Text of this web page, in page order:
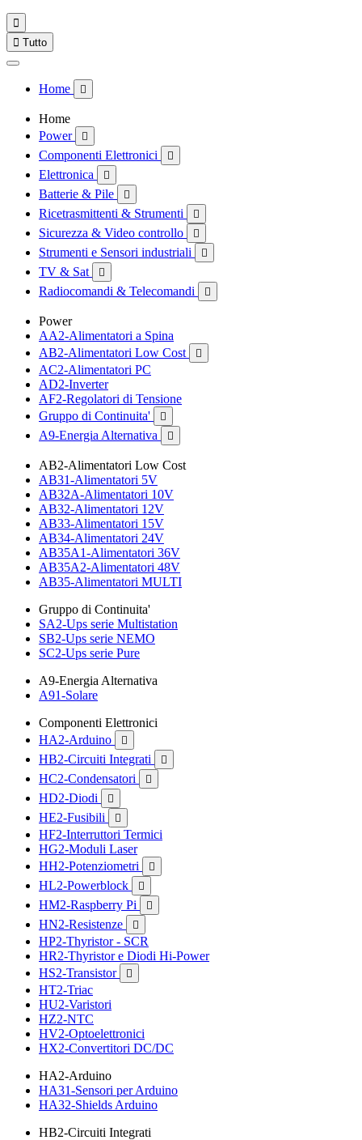

 Tutto
Home 
Home
Power

Componenti Elettronici 
Elettronica 
Batterie & Pile 
Ricetrasmittenti & Strumenti 
Sicurezza & Video controllo 
Strumenti e Sensori industriali 
TV & Sat 
Radiocomandi & Telecomandi 
Power
AA2-Alimentatori a Spina
AB2-Alimentatori Low Cost

AC2-Alimentatori PC
AD2-Inverter
AF2-Regolatori di Tensione
Gruppo di Continuita'

A9-Energia Alternativa 
AB2-Alimentatori Low Cost
AB31-Alimentatori 5V
AB32A-Alimentatori 10V
AB32-Alimentatori 12V
AB33-Alimentatori 15V
AB34-Alimentatori 24V
AB35A1-Alimentatori 36V
AB35A2-Alimentatori 48V
AB35-Alimentatori MULTI
Gruppo di Continuita'
SA2-Ups serie Multistation
SB2-Ups serie NEMO
SC2-Ups serie Pure
A9-Energia Alternativa
A91-Solare
Componenti Elettronici
HA2-Arduino

HB2-Circuiti Integrati 
HC2-Condensatori 
HD2-Diodi 
HE2-Fusibili 
HF2-Interruttori Termici
HG2-Moduli Laser
HH2-Potenziometri

HL2-Powerblock 
HM2-Raspberry Pi 
HN2-Resistenze 
HP2-Thyristor - SCR
HR2-Thyristor e Diodi Hi-Power
HS2-Transistor

HT2-Triac
HU2-Varistori
HZ2-NTC
HV2-Optoelettronici
HX2-Convertitori DC/DC
HA2-Arduino
HA31-Sensori per Arduino
HA32-Shields Arduino
HB2-Circuiti Integrati